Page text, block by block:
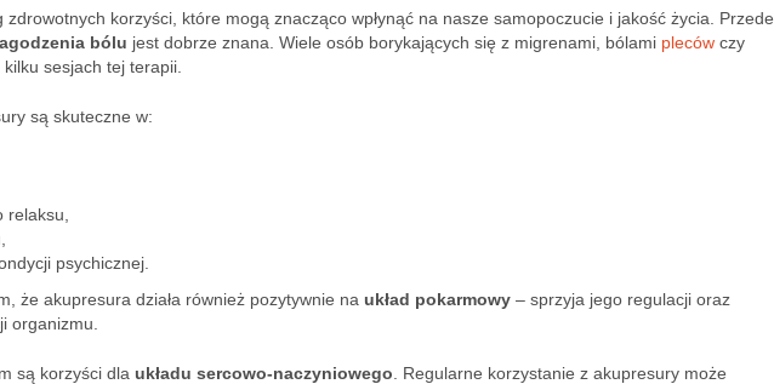
zdrowotnych korzyści, które mogą znacząco wpłynąć na nasze samopoczucie i jakość życia. Przede
bólu jest dobrze znana. Wiele osób borykających się z migrenami, bólami pleców czy
sesjach tej terapii.
są skuteczne w:
relaksu,
psychicznej.
że akupresura działa również pozytywnie na układ pokarmowy – sprzyja jego regulacji oraz
organizmu.
są korzyści dla układu sercowo-naczyniowego . Regularne korzystanie z akupresury może